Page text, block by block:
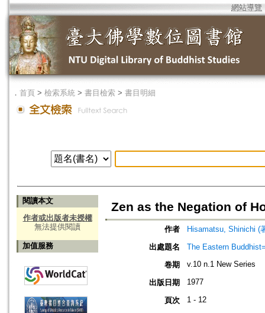
網站導覽
． 首頁 > 檢索系統 > 書目檢索 > 書目明細
閱讀本文
作者或出版者未授權
無法提供閱讀
加值服務
Zen as the Negation of
作者
Hisamatsu, Shinichi (
出處題名
The Eastern
卷期
v.10 n.1 New Series
出版日期 1977
頁次 1 - 12